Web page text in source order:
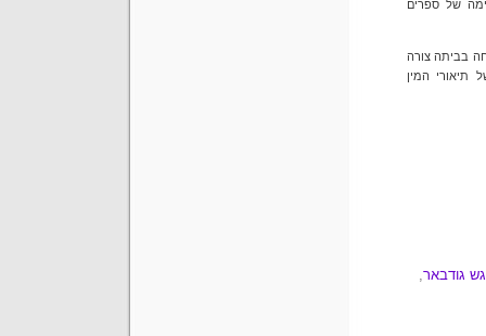
של ספרים
על ספור אמיתי: רוזאן קווין, מורה בת 28, נרצחה בביתה צורה
בשל תיאורי המין
גודבאר,